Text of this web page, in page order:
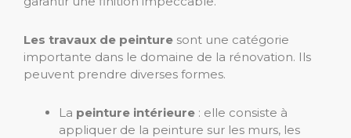
Les travaux de peinture sont une catégorie
importante dans le domaine de la rénovation. Ils
peuvent prendre diverses formes.
La peinture intérieure : elle consiste à
appliquer de la peinture sur les murs, les